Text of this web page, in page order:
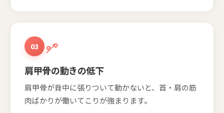
03
肩甲骨の動きの低下
肩甲骨が背中に張りついて動かないと、首・肩の筋
肉ばかりが働いてこりが強まります。